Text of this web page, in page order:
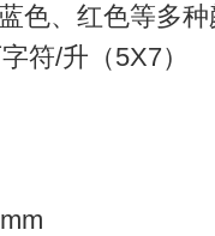
色、红色等多
符/升（5X7）